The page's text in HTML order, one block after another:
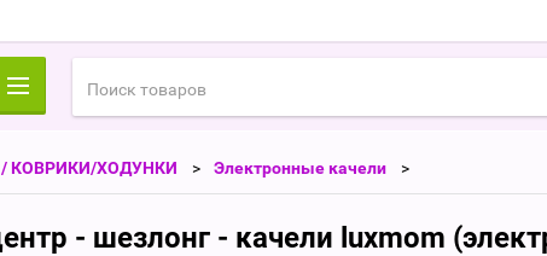
КОВРИКИ/ХОДУНКИ Электронные качели
- шезлонг - качели luxmom